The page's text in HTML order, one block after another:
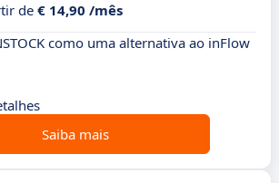
de € 14,90 /mês
como uma alternativa ao inFlow
Saiba mais